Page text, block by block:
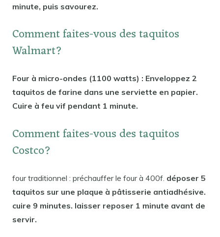
minute, puis savourez.
Comment faites-vous des taquitos
Walmart?
Four à micro-ondes (1100 watts) : Enveloppez 2
taquitos de farine dans une serviette en papier.
Cuire à feu vif pendant 1 minute.
Comment faites-vous des taquitos
Costco?
four traditionnel : préchauffer le four à 400f. déposer 5
taquitos sur une plaque à pâtisserie antiadhésive.
cuire 9 minutes. laisser reposer 1 minute avant de
servir.